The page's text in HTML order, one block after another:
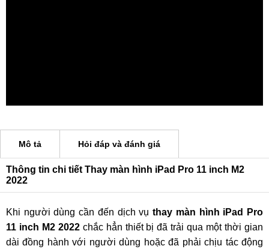
Mô tả Hỏi đáp và đánh giá
Thông tin chi tiết Thay màn hình iPad Pro 11 inch M2
2022
Khi người dùng cần đến dịch vụthay màn hình iPad Pro
11 inch M2 2022chắc hẳn thiết bị đã trải qua một thời gian
dài đồng hành với người dùng hoặc đã phải chịu tác động